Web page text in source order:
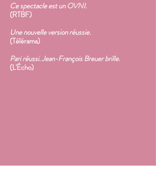
Ce spectacle est un OVNI.
(RTBF)
Une nouvelle version réussie.
(Télérama)
Pari réussi. Jean-François Breuer brille.
(L'Écho)